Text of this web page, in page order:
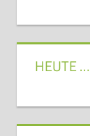
HEUTE …